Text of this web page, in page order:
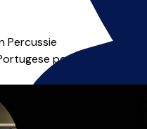
Percussie
percussionist die